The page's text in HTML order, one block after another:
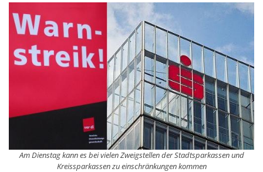
Am Dienstag kann es bei vielen Zweigstellen der Stadtsparkassen und
Kreissparkassen zu einschränkungen kommen